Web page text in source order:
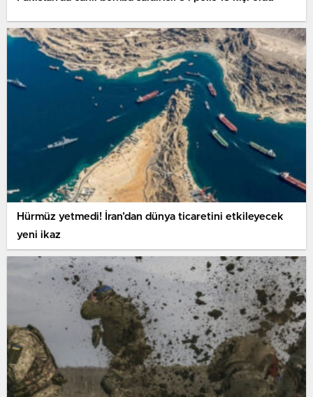
Hürmüz yetmedi! İran’dan dünya ticaretini etkileyecek
yeni ikaz